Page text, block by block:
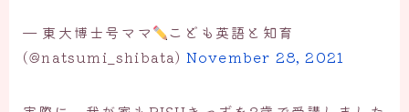
— 東大博士号ママ
こども英語と知育
(@natsumi_shibata) November 28, 2021